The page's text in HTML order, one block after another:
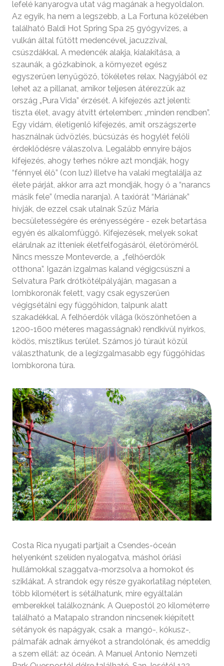
lefelé kanyarogva utat vág magának a hegyoldalon.
Az egyik, ha nem a legszebb, a La Fortuna közelében
található Baldi Hot Spring Spa 25 gyógyvizes, a
vulkán által fűtött medencével, jacuzzival,
csúszdákkal. A medencék alakja, kialakítása, a
szaunák, a gőzkabinok, a környezet egész
egyszerűen lenyűgöző, tökéletes relax. Nagyjából ez
lehet az a pillanat, amikor teljesen átérezzük az
ország „Pura Vida” érzését. A kifejezés azt jelenti:
tiszta élet, avagy átvitt értelemben: „minden rendben”.
Egy vidám, életigenlő kifejezés, amit országszerte
használnak üdvözlés, búcsúzás és hogylét felőli
érdeklődésre válaszolva. Legalább ennyire bájos
kifejezés, ahogy terhes nőkre azt mondják, hogy
“fénnyel élő” (con luz) illetve ha valaki megtalálja az
élete párját, akkor arra azt mondják, hogy ő a “narancs
másik fele” (media naranja). A taxiórát “Máriának”
hívják, de ezzel csak utalnak Szűz Mária
becsületességére és erényességére - ezek betartása
egyén és alkalomfüggő. Kifejezések, melyek sokat
elárulnak az itteniek életfelfogásáról, életöröméről.
Nincs messze Monteverde, a „felhőerdők
otthona”. Igazán izgalmas kaland végigcsúszni a
Selvatura Park drótkötélpályáján, magasan a
lombkoronák felett, vagy csak egyszerűen
végigsétálni egy függőhídon, talpunk alatt
szakadékkal. A felhőerdők világa (köszönhetően a
1200-1600 méteres magasságnak) rendkívül nyirkos,
ködös, misztikus terület. Számos jó túraút közül
választhatunk, de a legizgalmasabb egy függőhidas
lombkorona túra.
Costa Rica nyugati partjait a Csendes-óceán
helyenként szelíden nyalogatva, máshol óriási
hullámokkal szaggatva-morzsolva a homokot és
sziklákat. A strandok egy része gyakorlatilag néptelen,
több kilométert is sétálhatunk, mire egyáltalán
emberekkel találkoznánk. A Quepostól 20 kilométerre
található a Matapalo strandon nincsenek kiépített
sétányok és napágyak, csak a mangó-, kókusz-,
pálmafák adnak árnyékot a strandolónak, és ameddig
a szem ellát: az óceán. A Manuel Antonio Nemzeti